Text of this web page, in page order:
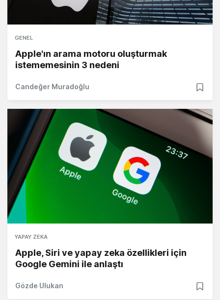
GENEL
Apple'ın arama motoru oluşturmak
istememesinin 3 nedeni
Candeğer Muradoğlu
YAPAY ZEKA
Apple, Siri ve yapay zeka özellikleri için
Google Gemini ile anlaştı
Gözde Ulukan